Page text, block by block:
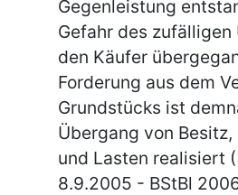
Gegenleistung
Gefahr des
den Käufer
Forderung aus dem
Grundstücks ist
Übergang von Besitz,
und Lasten realisiert
8.9.2005 - BStBl